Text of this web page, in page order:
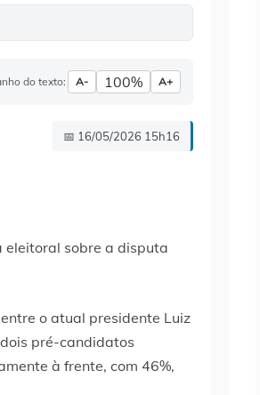
do texto: A- 100% A+
📅 16/05/2026 15h16
eleitoral sobre a disputa
o atual presidente Luiz
dois pré-candidatos
à frente, com 46%,